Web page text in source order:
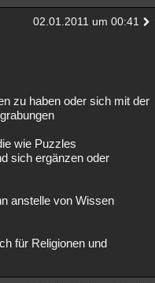
Gaming Filme
Neue Geschlossen
02.01.2011 um 00:41
zu haben oder sich mit der
wie Puzzles
sich ergänzen oder
anstelle von Wissen
für Religionen und